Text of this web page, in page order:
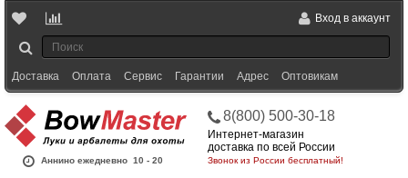
Вход в аккаунт
Доставка Оплата Сервис Гарантии Адрес Оптовикам
Аннино ежедневно 10 - 20
8(800) 500-30-18
Интернет-магазин
доставка по всей России
Звонок из России бесплатный!